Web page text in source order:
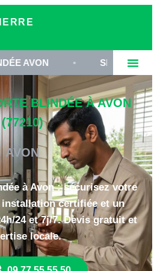
• SERRURIER 77210
BLINDÉE À AVON
(77210)
AVON
à Avon : sécurisez votre
installation certifiée et un
24 et 7j/7. Devis gratuit et
locale.